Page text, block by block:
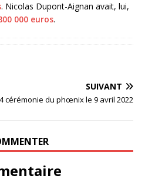
. Nicolas Dupont-Aignan avait, lui,
000 euros.
SUIVANT
cérémonie du phœnix le 9 avril 2022